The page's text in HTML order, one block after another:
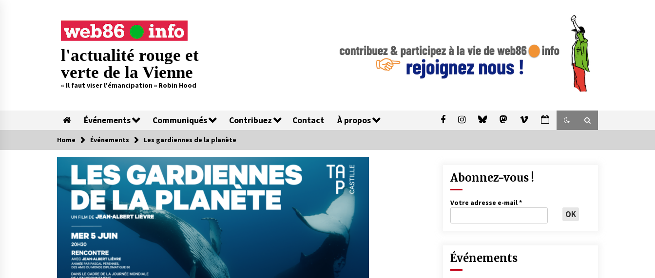
l'actualité rouge et
verte de la Vienne
« Il faut viser l'émancipation » Robin Hood
Événements Communiqués Contribuez Contact À propos
Home Événements Les gardiennes de la planète
Abonnez-vous !
Votre adresse e-mail*
Événements